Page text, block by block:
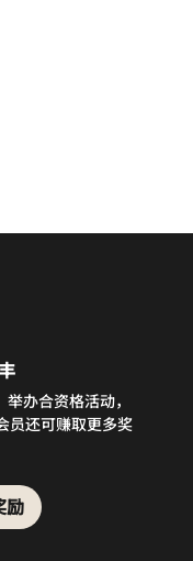
办合资格活动，
员还可赚取更多奖
励